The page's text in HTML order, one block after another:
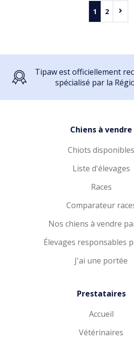
1 2
Tipaw est officiellement
spécialisé par la
Chiens à vendre
Chiots disponibles
Liste d'élevages
Races
Comparateur
Nos chiens à vendre
Élevages responsables
J'ai une portée
Prestataires
Accueil
Vétérinaires